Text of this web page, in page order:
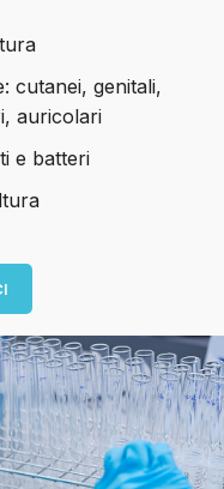
cutanei, genitali,
auricolari
e batteri